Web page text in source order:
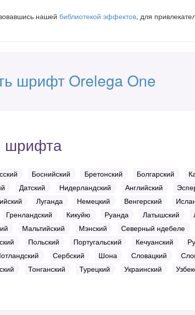
нашей библиотекой эффектов, для
шрифт Orelega One
шрифта
Боснийский Бретонский Болгарский
Датский Нидерландский Английский
Луганда Немецкий Венгерский
Гренландский Кикуйю Руанда Латышский
Мальтийский Мэнский Северный ндебеле
Польский Португальский Кечуанский
Сербский Шона Словацкий
Тонганский Турецкий Украинский